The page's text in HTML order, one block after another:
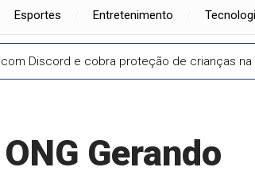
Esportes Entretenimento
Gerando